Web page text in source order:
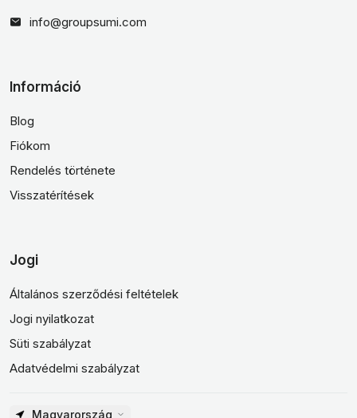
info@groupsumi.com
Információ
Blog
Fiókom
Rendelés története
Visszatérítések
Jogi
Általános szerződési feltételek
Jogi nyilatkozat
Süti szabályzat
Adatvédelmi szabályzat
Magyarország